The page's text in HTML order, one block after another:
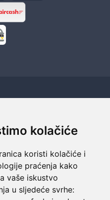
kolačiće
koristi kolačiće i
praćenja kako
vaše iskustvo
u sljedeće svrhe:
za novac